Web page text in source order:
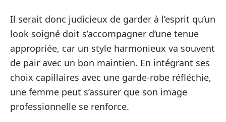
Il serait donc judicieux de garder à l’esprit qu’un
look soigné doit s’accompagner d’une tenue
appropriée, car un style harmonieux va souvent
de pair avec un bon maintien. En intégrant ses
choix capillaires avec une garde-robe réfléchie,
une femme peut s’assurer que son image
professionnelle se renforce.